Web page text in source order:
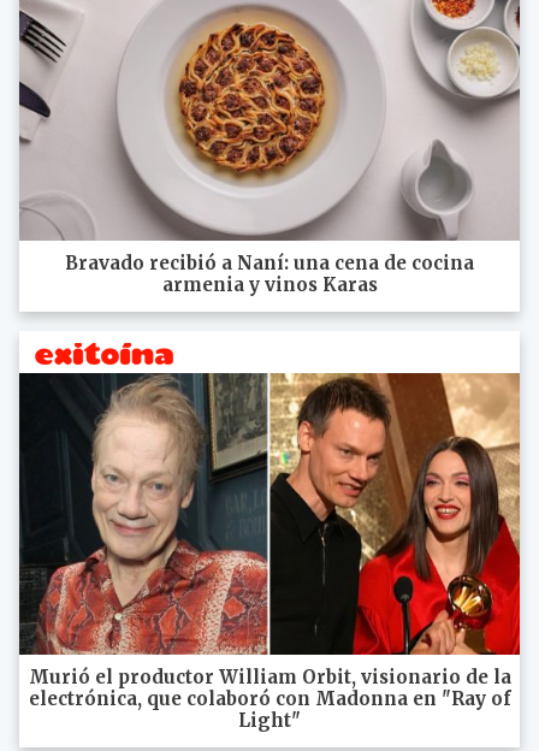
Bravado recibió a Naní: una cena de cocina
armenia y vinos Karas
Murió el productor William Orbit, visionario de la
electrónica, que colaboró con Madonna en "Ray of
Light"